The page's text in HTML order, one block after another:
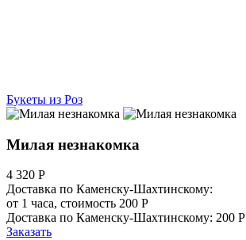
Букеты из Роз
Милая незнакомка
4 320 Р
Доставка по Каменску-Шахтинскому:
от 1 часа, стоимость 200 Р
Доставка по Каменску-Шахтинскому: 200 Р
Заказать